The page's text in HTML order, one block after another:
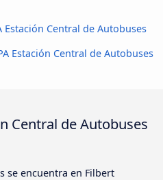
Estación Central de Autobuses
Estación Central de Autobuses
Central de Autobuses
se encuentra en Filbert